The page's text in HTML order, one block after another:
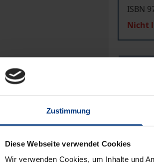
Zustimmung
Diese Webseite verwendet Cookies
Wir verwenden Cookies, um Inhalte und
ISBN
Nicht